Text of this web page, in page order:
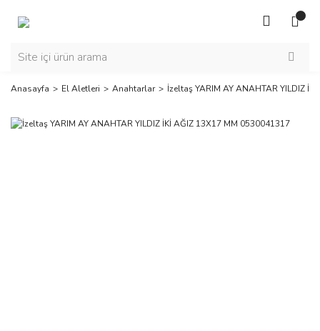
Anasayfa El Aletleri Anahtarlar İzeltaş YARIM AY ANAHTAR YILDIZ